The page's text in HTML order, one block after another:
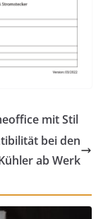
mit Stil
bei den
ab Werk